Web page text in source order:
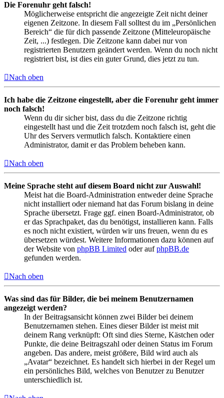
Die Forenuhr geht falsch!
Möglicherweise entspricht die angezeigte Zeit nicht deiner
eigenen Zeitzone. In diesem Fall solltest du im „Persönlichen
Bereich“ die für dich passende Zeitzone (Mitteleuropäische
Zeit, ...) festlegen. Die Zeitzone kann dabei nur von
registrierten Benutzern geändert werden. Wenn du noch nicht
registriert bist, ist dies ein guter Grund, dies jetzt zu tun.
Nach oben
Ich habe die Zeitzone eingestellt, aber die Forenuhr geht immer
noch falsch!
Wenn du dir sicher bist, dass du die Zeitzone richtig
eingestellt hast und die Zeit trotzdem noch falsch ist, geht die
Uhr des Servers vermutlich falsch. Kontaktiere einen
Administrator, damit er das Problem beheben kann.
Nach oben
Meine Sprache steht auf diesem Board nicht zur Auswahl!
Meist hat die Board-Administration entweder deine Sprache
nicht installiert oder niemand hat das Forum bislang in deine
Sprache übersetzt. Frage ggf. einen Board-Administrator, ob
er das Sprachpaket, das du benötigst, installieren kann. Falls
es noch nicht existiert, würden wir uns freuen, wenn du es
übersetzen würdest. Weitere Informationen dazu können auf
der Website von phpBB Limited oder aufphpBB.de
gefunden werden.
Nach oben
Was sind das für Bilder, die bei meinem Benutzernamen
angezeigt werden?
In der Beitragsansicht können zwei Bilder bei deinem
Benutzernamen stehen. Eines dieser Bilder ist meist mit
deinem Rang verknüpft: Oft sind dies Sterne, Kästchen oder
Punkte, die deine Beitragszahl oder deinen Status im Forum
angeben. Das andere, meist größere, Bild wird auch als
„Avatar“ bezeichnet. Es handelt sich hierbei in der Regel um
ein persönliches Bild, welches von Benutzer zu Benutzer
unterschiedlich ist.